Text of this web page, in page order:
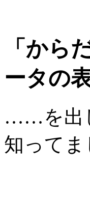
「か
ータの
……を出
知ってま